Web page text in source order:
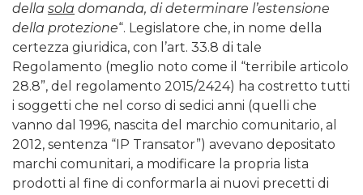
della sola domanda, di determinare l’estensione
della protezione“. Legislatore che, in nome della
certezza giuridica, con l’art. 33.8 di tale
Regolamento (meglio noto come il “terribile articolo
28.8”, del regolamento 2015/2424) ha costretto tutti
i soggetti che nel corso di sedici anni (quelli che
vanno dal 1996, nascita del marchio comunitario, al
2012, sentenza “IP Transator”) avevano depositato
marchi comunitari, a modificare la propria lista
prodotti al fine di conformarla ai nuovi precetti di